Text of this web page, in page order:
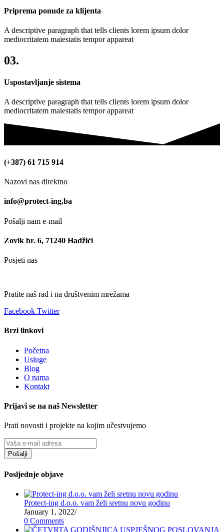
Priprema ponude za klijenta
A descriptive paragraph that tells clients lorem ipsum dolor
mediocritatem maiestatis tempor appareat
03.
Uspostavljanje sistema
A descriptive paragraph that tells clients lorem ipsum dolor
mediocritatem maiestatis tempor appareat
(+387) 61 715 914
Nazovi nas direktno
info@protect-ing.ba
Pošalji nam e-mail
Zovik br. 6, 71240 Hadžići
Posjeti nas
Pratite naš rad i na društvenim mrežama
Facebook Twitter
Brzi linkovi
Početna
Usluge
Blog
O nama
Kontakt
Prijavi se na naš Newsletter
Prati novosti i projekte na kojim učestvujemo
Pošalji
Posljednje objave
Protect-ing d.o.o. vam želi sretnu novu godinu
January 1, 2022/
0 Comments